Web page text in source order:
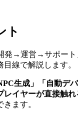
ト
発→運営→サポート
目線で解説します。
生成」「自動デ
イヤーが直接触
ます。